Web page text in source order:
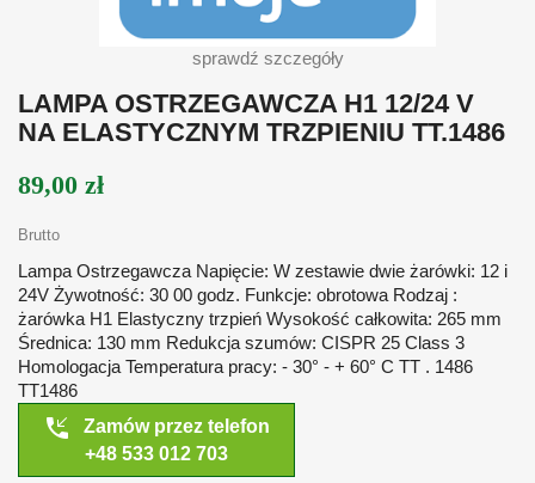
sprawdź szczegóły
LAMPA OSTRZEGAWCZA H1 12/24 V
NA ELASTYCZNYM TRZPIENIU TT.1486
89,00 zł
Brutto
Lampa Ostrzegawcza Napięcie: W zestawie dwie żarówki: 12 i
24V Żywotność: 30 00 godz. Funkcje: obrotowa Rodzaj :
żarówka H1 Elastyczny trzpień Wysokość całkowita: 265 mm
Średnica: 130 mm Redukcja szumów: CISPR 25 Class 3
Homologacja Temperatura pracy: - 30° - + 60° C TT . 1486
TT1486
phone_callback
Zamów przez telefon
+48 533 012 703